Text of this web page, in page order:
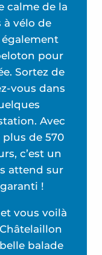
calme de la
à vélo de
pour
Sortez de
vous dans
Avec
plus de 570
c’est un
attend sur
!
vous voilà
balade